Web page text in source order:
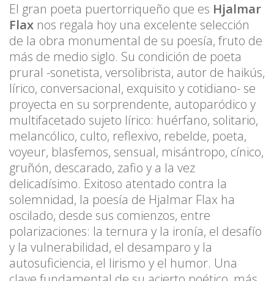
El gran poeta puertorriqueño que es Hjalmar
Flax nos regala hoy una excelente selección
de la obra monumental de su poesía, fruto de
más de medio siglo. Su condición de poeta
prural -sonetista, versolibrista, autor de haikús,
lírico, conversacional, exquisito y cotidiano- se
proyecta en su sorprendente, autoparódico y
multifacetado sujeto lírico: huérfano, solitario,
melancólico, culto, reflexivo, rebelde, poeta,
voyeur, blasfemos, sensual, misántropo, cínico,
gruñón, descarado, zafio y a la vez
delicadísimo. Exitoso atentado contra la
solemnidad, la poesía de Hjalmar Flax ha
oscilado, desde sus comienzos, entre
polarizaciones: la ternura y la ironía, el desafío
y la vulnerabilidad, el desamparo y la
autosuficiencia, el lirismo y el humor. Una